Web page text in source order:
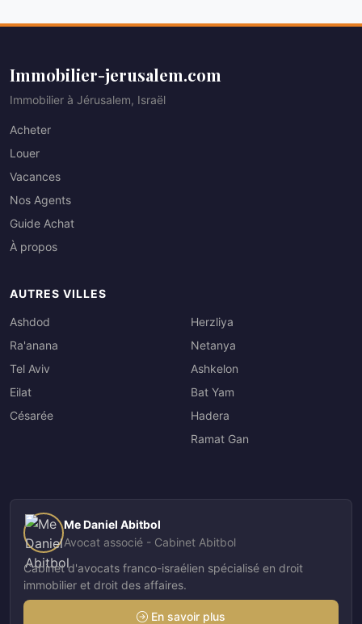
Immobilier-jerusalem.com
Immobilier à Jérusalem, Israël
Acheter
Louer
Vacances
Nos Agents
Guide Achat
À propos
AUTRES VILLES
Ashdod
Ra'anana
Tel Aviv
Eilat
Césarée
Herzliya
Netanya
Ashkelon
Bat Yam
Hadera
Ramat Gan
Me Daniel Abitbol
Avocat associé - Cabinet Abitbol
Cabinet d'avocats franco-israélien spécialisé en droit
immobilier et droit des affaires.
En savoir plus